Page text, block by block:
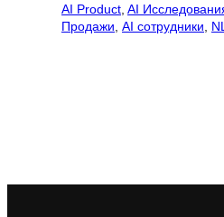
AI Product AI
Продажи AI сотрудники